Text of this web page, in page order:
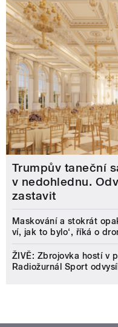
Trumpův taneční
v nedohlednu.
zastavit
Maskování a stokrát
ví, jak to bylo‘, říká o
ŽIVĚ: Zbrojovka hostí v
Radiožurnál Sport